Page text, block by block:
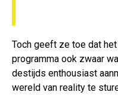
Toch geeft ze toe dat
programma ook zwaar
destijds enthousiast
wereld van reality te